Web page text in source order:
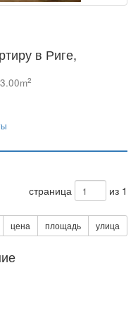
в Риге,
2
страница из 1
цена площадь улица